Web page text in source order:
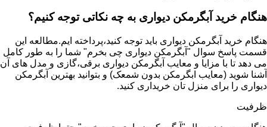
هنگام خرید آبگرمکن دیواری به چه نکاتی توجه کنیم؟
هنگام خرید آبگرمکن دیواری باید توجه کنید،پرداخته ایم.مطالعه این
قسمت پاسخ سوال "آبگرمکن دیواری چی بخرم" شما را به طور کامل
می دهد تا با مزایا و معایب آبگرمکن دیواری برقی،گازی و مدل های آن
آشنا شوید (معایب ابگرمکن بدون شمعک) و بتوانید بهترین آبگرمکن
دیواری را برای منزل تان خریداری کنید.
ظرفیت